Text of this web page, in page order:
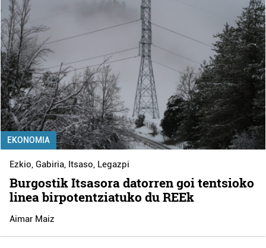
EKONOMIA
Ezkio,Gabiria, Itsaso, Legazpi
Burgostik Itsasora datorren goi tentsioko
linea birpotentziatuko du REEk
Aimar Maiz